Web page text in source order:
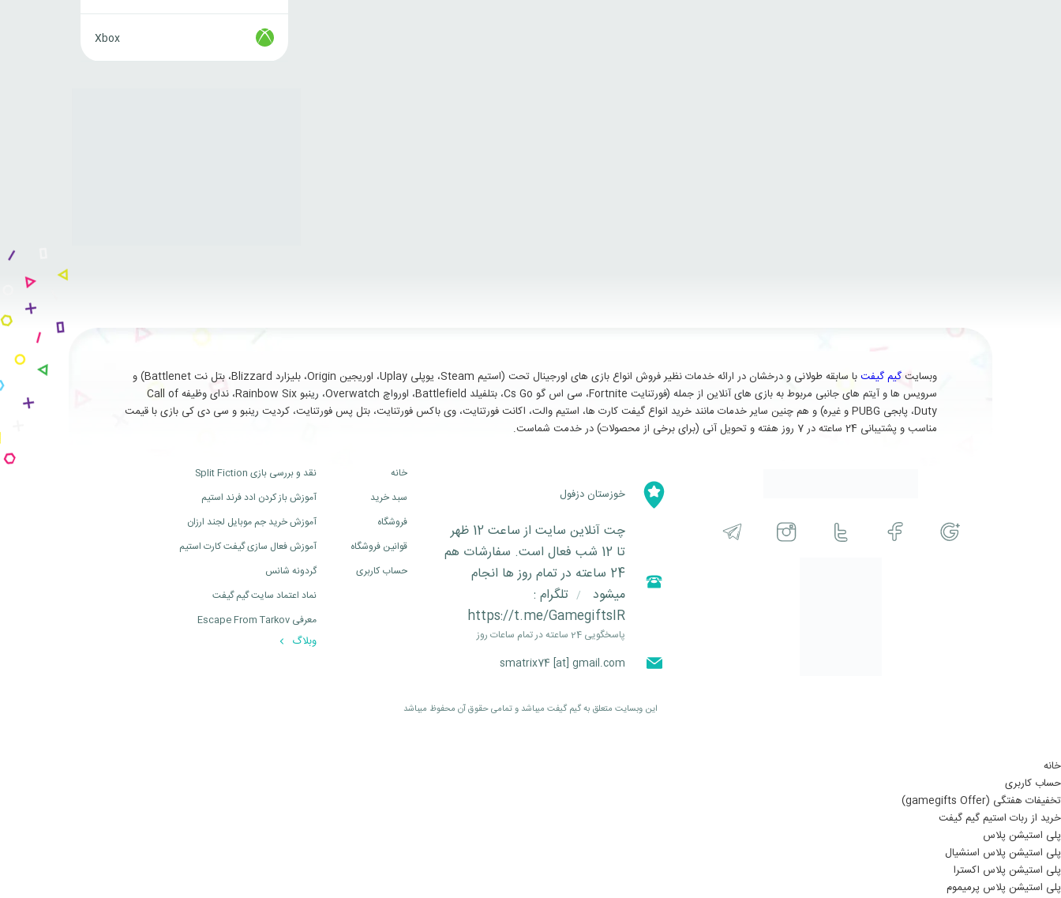
Xbox
وبسایتگیم گیفت
با سابقه طولانی و درخشان در ارائه خدمات نظیر فروش انواع بازی های اورجینال تحت (استیم Steam، یوپلی Uplay، اوریجین Origin، بلیزارد Blizzard، بتل نت Battlenet) و
سرویس ها و آیتم های جانبی مربوط به بازی های آنلاین از جمله (فورتنایت Fortnite، سی اس گو Cs Go، بتلفیلد Battlefield، اورواچ Overwatch، رینبو Rainbow Six، ندای وظیفه Call of
Duty، پابجی PUBG و غیره) و هم چنین سایر خدمات مانند خرید انواع گیفت کارت ها، استیم والت، اکانت فورتنایت، وی باکس فورتنایت، بتل پس فورتنایت، کردیت رینبو و سی دی کی بازی با قیمت
مناسب و پشتیبانی 24 ساعته در 7 روز هفته و تحویل آنی (برای برخی از محصولات) در خدمت شماست.
خوزستان دزفول
چت آنلاین سایت از ساعت 12 ظهر
تا 12 شب فعال است. سفارشات هم
24 ساعته در تمام روز ها انجام
میشود
/ تلگرام :
https://t.me/GamegiftsIR
پاسخگویی 24 ساعته در تمام ساعات روز
smatrix74 [at] gmail.com
خانه
سبد خرید
فروشگاه
قوانین فروشگاه
حساب کاربری
نقد و بررسی بازی Split Fiction
آموزش باز کردن ادد فرند استیم
آموزش خرید جم موبایل لجند ارزان
آموزش فعال سازی گیفت کارت استیم
گردونه شانس
نماد اعتماد سایت گیم گیفت
معرفی Escape From Tarkov
وبلاگ
اين وبسايت متعلق به گیم گیفت ميباشد و تمامی حقوق آن محفوظ ميباشد
خانه
حساب کاربری
تخفیفات هفتگی (gamegifts Offer)
خرید از ربات استیم گیم گیفت
پلی استیشن پلاس
پلی استیشن پلاس اسنشیال
پلی استیشن پلاس اکسترا
پلی استیشن پلاس پرمیموم